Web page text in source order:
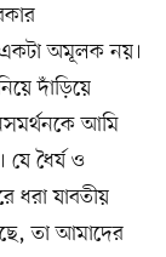
একটা অমূলক নয়।
দাঁড়িয়ে
আমি
যে ধৈর্য ও
ধরা যাবতীয়
তা আমাদের